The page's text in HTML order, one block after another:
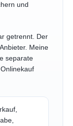
und
getrennt. Der
Meine
separate